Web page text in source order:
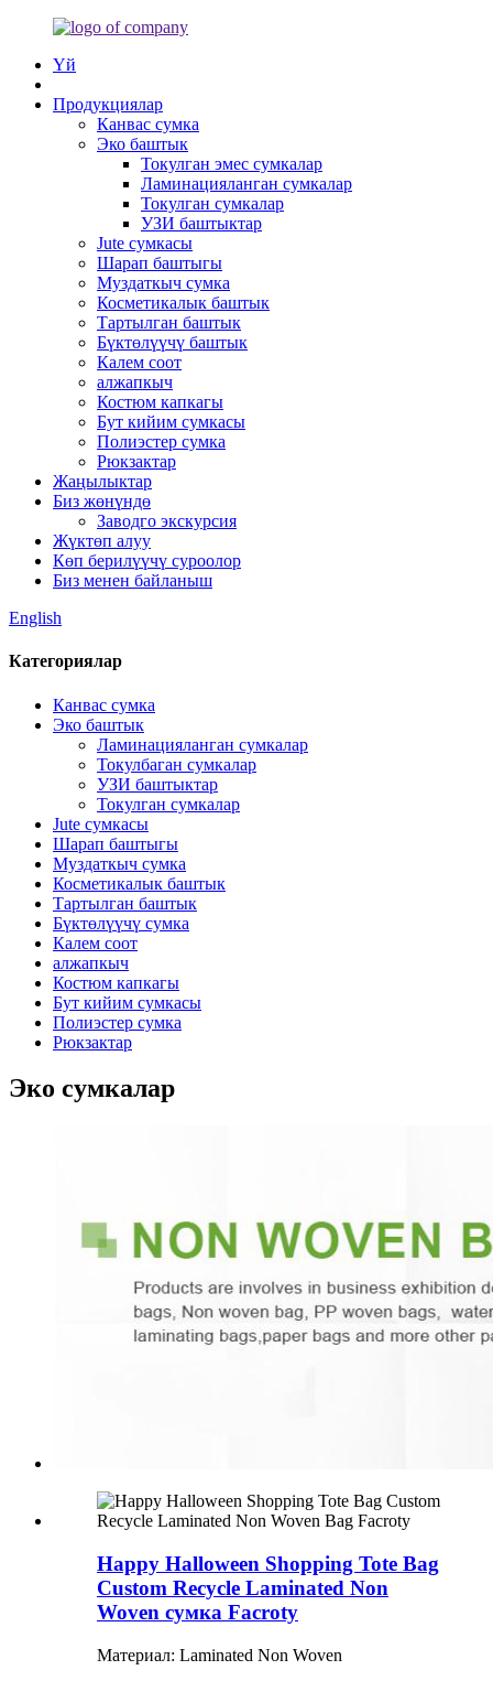
Үй
Продукциялар
Канвас сумка
Эко баштык
Токулган эмес сумкалар
Ламинацияланган сумкалар
Токулган сумкалар
УЗИ баштыктар
Jute сумкасы
Шарап баштыгы
Муздаткыч сумка
Косметикалык баштык
Тартылган баштык
Бүктөлүүчү баштык
Калем соот
алжапкыч
Костюм капкагы
Бут кийим сумкасы
Полиэстер сумка
Рюкзактар
Жаңылыктар
Биз жөнүндө
Заводго экскурсия
Жүктөп алуу
Көп берилүүчү суроолор
Биз менен байланыш
English
Категориялар
Канвас сумка
Эко баштык
Ламинацияланган сумкалар
Токулбаган сумкалар
УЗИ баштыктар
Токулган сумкалар
Jute сумкасы
Шарап баштыгы
Муздаткыч сумка
Косметикалык баштык
Тартылган баштык
Бүктөлүүчү сумка
Калем соот
алжапкыч
Костюм капкагы
Бут кийим сумкасы
Полиэстер сумка
Рюкзактар
Эко сумкалар
Happy Halloween Shopping Tote Bag
Custom Recycle Laminated Non
Woven сумка Facroty
Материал: Laminated Non Woven